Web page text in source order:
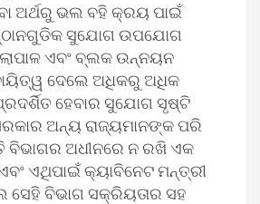
ଅର୍ଥରୁ ଭଲ ବହି କ୍ରୟ ପାଇଁ
ସୁଯୋଗ ଉପଯୋଗ
ଏବଂ ବ୍ଲକ ଉନ୍ନୟନ
ଦେଲେ ଅଧିକରୁ ଅଧିକ
ହେବାର ସୁଯୋଗ ସୃଷ୍ଟି
ଅନ୍ୟ ରାଜ୍ୟମାନଙ୍କ ପରି
ବିଭାଗର ଅଧୀନରେ ନ ରଖି ଏକ
ଏଥିପାଇଁ କ୍ୟାବିନେଟ ମନ୍ତ୍ରୀ
ବିଭାଗ ସକ୍ରିୟତାର ସହ